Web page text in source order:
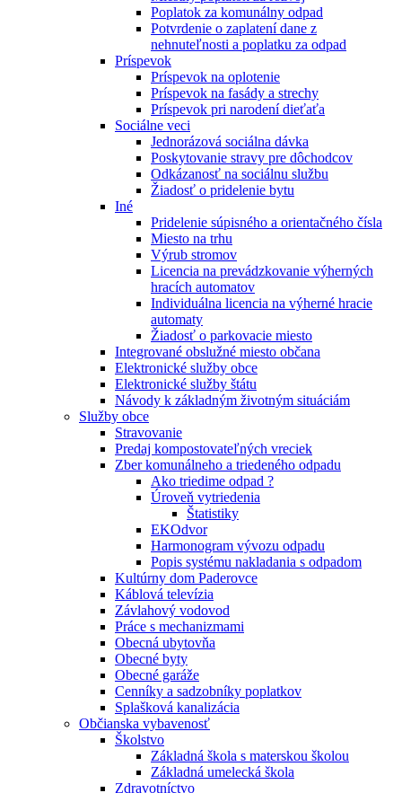
Poplatok za komunálny odpad
Potvrdenie o zaplatení dane z
nehnuteľnosti a poplatku za odpad
Príspevok
Príspevok na oplotenie
Príspevok na fasády a strechy
Príspevok pri narodení dieťaťa
Sociálne veci
Jednorázová sociálna dávka
Poskytovanie stravy pre dôchodcov
Odkázanosť na sociálnu službu
Žiadosť o pridelenie bytu
Iné
Pridelenie súpisného a orientačného čísla
Miesto na trhu
Výrub stromov
Licencia na prevádzkovanie výherných
hracích automatov
Individuálna licencia na výherné hracie
automaty
Žiadosť o parkovacie miesto
Integrované obslužné miesto občana
Elektronické služby obce
Elektronické služby štátu
Návody k základným životným situáciám
Služby obce
Stravovanie
Predaj kompostovateľných vreciek
Zber komunálneho a triedeného odpadu
Ako triedime odpad ?
Úroveň vytriedenia
Štatistiky
EKOdvor
Harmonogram vývozu odpadu
Popis systému nakladania s odpadom
Kultúrny dom Paderovce
Káblová televízia
Závlahový vodovod
Práce s mechanizmami
Obecná ubytovňa
Obecné byty
Obecné garáže
Cenníky a sadzobníky poplatkov
Splašková kanalizácia
Občianska vybavenosť
Školstvo
Základná škola s materskou školou
Základná umelecká škola
Zdravotníctvo